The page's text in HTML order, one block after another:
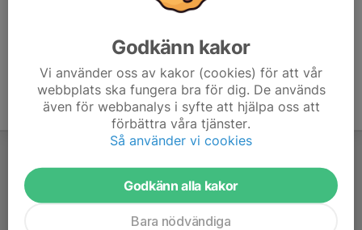
Godkänn kakor
Vi använder oss av kakor (cookies) för att vår
webbplats ska fungera bra för dig. De används
även för webbanalys i syfte att hjälpa oss att
förbättra våra tjänster.
Så använder vi cookies
Godkänn alla kakor
Bara nödvändiga